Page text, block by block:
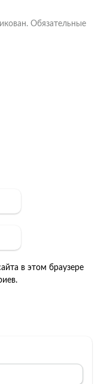
Обязательные
в этом браузере